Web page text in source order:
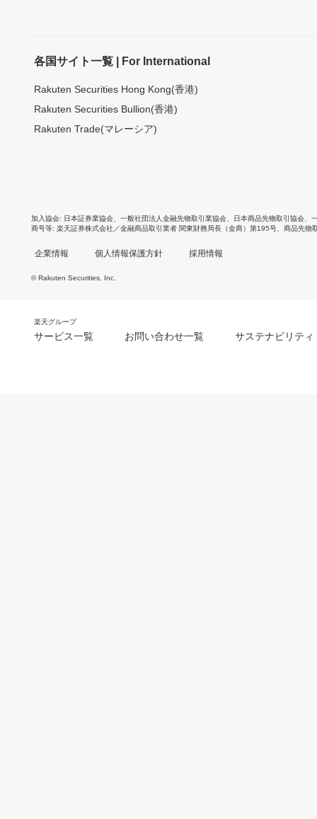
各国サイト一覧 | For International
Rakuten Securities Hong Kong(香港)
Rakuten Securities Bullion(香港)
Rakuten Trade(マレーシア)
加入協会 日本証券業協会 一般社団法人金融先物取引業協会 日本商品先物取引協会
商号等 楽天証券株式会社／金融商品取引業者 関東財務局長（金商）第195号、商品先物
企業情報 個人情報保護方針 採用情報
© Rakuten Securities, Inc.
楽天グループ
サービス一覧 お問い合わせ一覧 サステナビリティ